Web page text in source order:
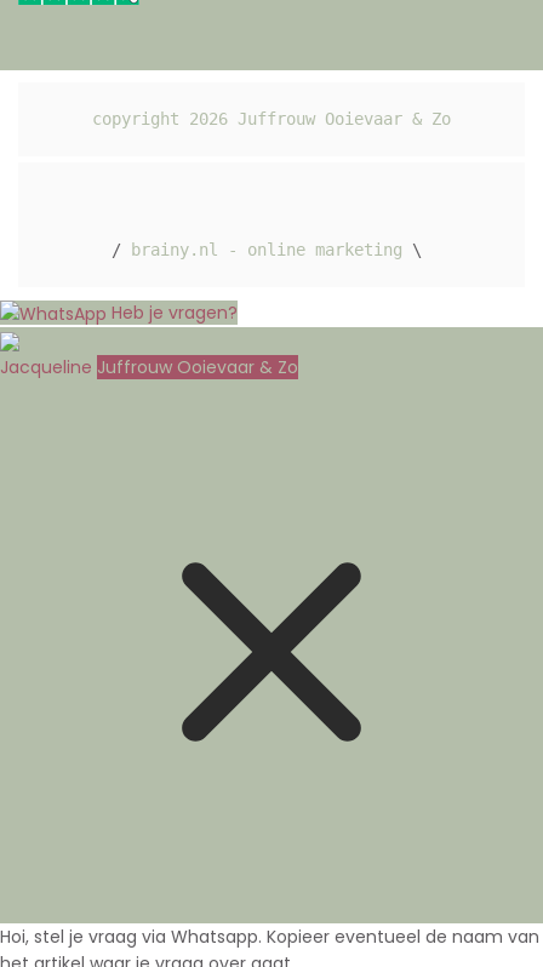
copyright 2026 Juffrouw Ooievaar & Zo
/ brainy.nl - online marketing \
Heb je vragen?
Jacqueline Juffrouw Ooievaar & Zo
Hoi, stel je vraag via Whatsapp. Kopieer eventueel de naam van